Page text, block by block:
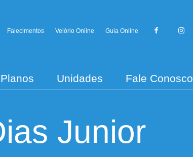
Falecimentos Velório Online Guia Online
Planos Unidades Fale Conosco
Junior